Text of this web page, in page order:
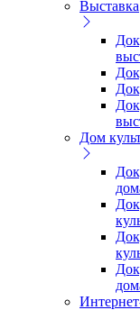
Выставка
Дом